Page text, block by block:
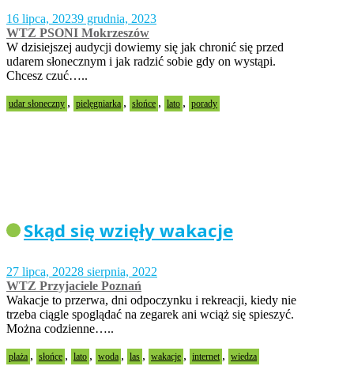
16 lipca, 20239 grudnia, 2023
WTZ PSONI Mokrzeszów
W dzisiejszej audycji dowiemy się jak chronić się przed
udarem słonecznym i jak radzić sobie gdy on wystąpi.
Chcesz czuć…..
udar słoneczny , pielęgniarka , słońce , lato , porady
Skąd się wzięły wakacje
27 lipca, 20228 sierpnia, 2022
WTZ Przyjaciele Poznań
Wakacje to przerwa, dni odpoczynku i rekreacji, kiedy nie
trzeba ciągle spoglądać na zegarek ani wciąż się spieszyć.
Można codzienne…..
plaża , słońce , lato , woda , las , wakacje , internet , wiedza